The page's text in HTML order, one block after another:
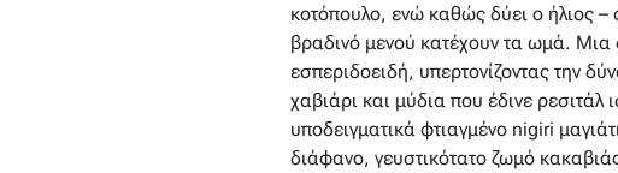
κοτόπουλο, ενώ καθώς δύει ο ήλιος –
βραδινό μενού κατέχουν τα ωμά. Μια
εσπεριδοειδή, υπερτονίζοντας την
χαβιάρι και μύδια που έδινε ρεσιτάλ
υποδειγματικά φτιαγμένο nigiri
διάφανο, γευστικότατο ζωμό